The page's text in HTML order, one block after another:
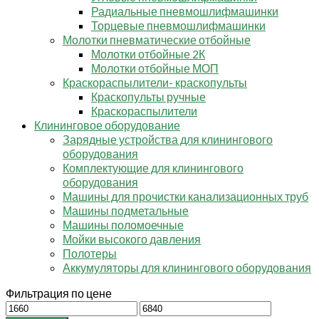
Радиальные пневмошлифмашинки
Торцевые пневмошлифмашинки
Молотки пневматические отбойные
Молотки отбойные 2К
Молотки отбойные МОП
Краскораспылители- краскопульты
Краскопульты ручные
Краскораспылители
Клининговое оборудование
Зарядные устройства для клинингового
оборудования
Комплектующие для клинингового
оборудования
Машины для прочистки канализационных труб
Машины подметальные
Машины поломоечные
Мойки высокого давления
Полотеры
Аккумуляторы для клинингового оборудования
Фильтрация по цене
Минимальная
Максимальная